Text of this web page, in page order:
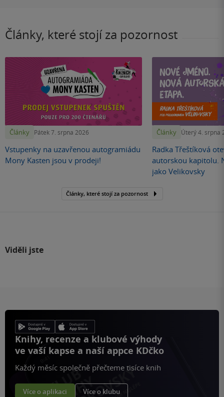
Články, které stojí za pozornost
Články Pátek 7. srpna 2026
Vstupenky na uzavřenou autogramiádu
Mony Kasten jsou v prodeji!
Články Úterý 4. srpna
Radka Třeštíková
autorskou kapitolu.
jako Velikovsky
Články, které stojí za pozornost
Viděli jste
Knihy, recenze a klubové výhody
ve vaší kapse a naší appce KDčko
Každý měsíc společně přečteme tisíce knih
Více o aplikaci Více o klubu